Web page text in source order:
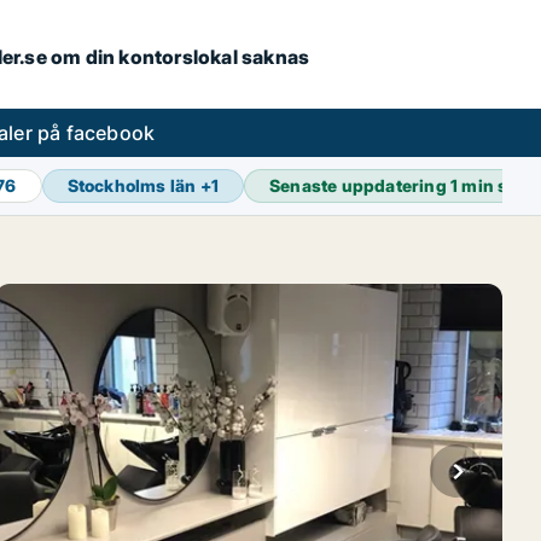
om din kontorslokal saknas
på facebook
Stockholms län +1 Senaste uppdatering1 min